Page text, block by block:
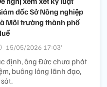
đốc Sở Nông nghiệp
Môi trường thành phố
15/05/2026 17:03’
định, ông Đức chưa phát
buông lỏng lãnh đạo,